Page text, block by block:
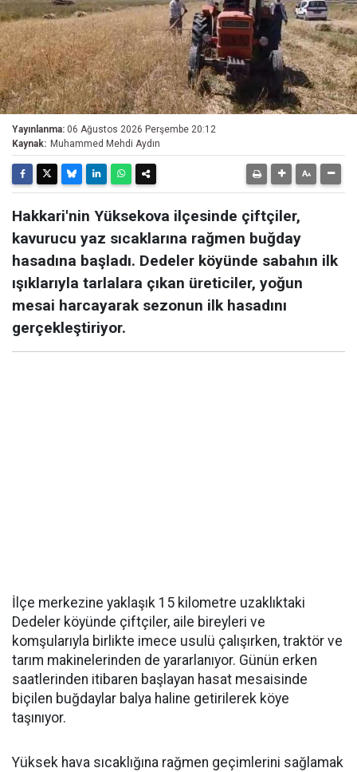
Yayınlanma: 06 Ağustos 2026 Perşembe 20:12
Kaynak: Muhammed Mehdi Aydın
Hakkari'nin Yüksekova ilçesinde çiftçiler,
kavurucu yaz sıcaklarına rağmen buğday
hasadına başladı. Dedeler köyünde sabahın ilk
ışıklarıyla tarlalara çıkan üreticiler, yoğun
mesai harcayarak sezonun ilk hasadını
gerçekleştiriyor.
İlçe merkezine yaklaşık 15 kilometre uzaklıktaki
Dedeler köyünde çiftçiler, aile bireyleri ve
komşularıyla birlikte imece usulü çalışırken, traktör ve
tarım makinelerinden de yararlanıyor. Günün erken
saatlerinden itibaren başlayan hasat mesaisinde
biçilen buğdaylar balya haline getirilerek köye
taşınıyor.
Yüksek hava sıcaklığına rağmen geçimlerini sağlamak